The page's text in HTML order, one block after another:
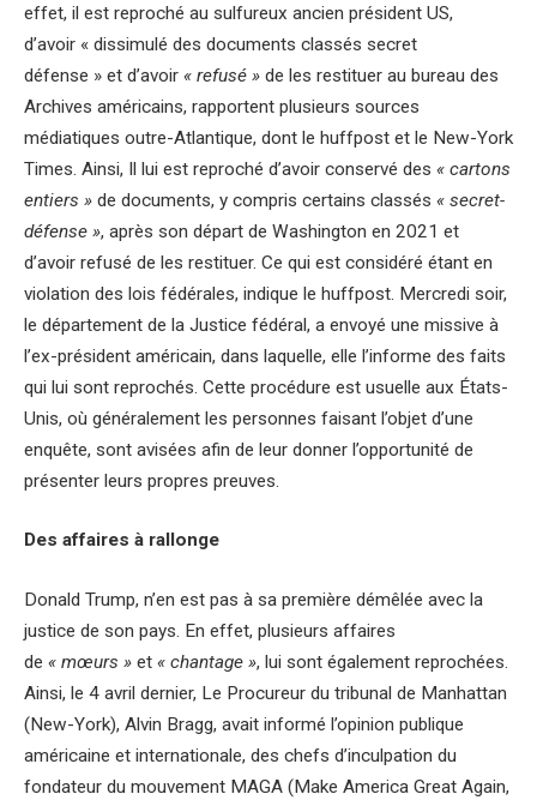
effet, il est reproché au sulfureux ancien président US,
d’avoir « dissimulé des documents classés secret
défense » et d’avoir « refusé » de les restituer au bureau des
Archives américains, rapportent plusieurs sources
médiatiques outre-Atlantique, dont le huffpost et le New-York
Times. Ainsi, Il lui est reproché d’avoir conservé des « cartons
entiers » de documents, y compris certains classés « secret-
défense », après son départ de Washington en 2021 et
d’avoir refusé de les restituer. Ce qui est considéré étant en
violation des lois fédérales, indique le huffpost. Mercredi soir,
le département de la Justice fédéral, a envoyé une missive à
l’ex-président américain, dans laquelle, elle l’informe des faits
qui lui sont reprochés. Cette procédure est usuelle aux États-
Unis, où généralement les personnes faisant l’objet d’une
enquête, sont avisées afin de leur donner l’opportunité de
présenter leurs propres preuves.
Des affaires à rallonge
Donald Trump, n’en est pas à sa première démêlée avec la
justice de son pays. En effet, plusieurs affaires
de « mœurs » et « chantage », lui sont également reprochées.
Ainsi, le 4 avril dernier, Le Procureur du tribunal de Manhattan
(New-York), Alvin Bragg, avait informé l’opinion publique
américaine et internationale, des chefs d’inculpation du
fondateur du mouvement MAGA (Make America Great Again,